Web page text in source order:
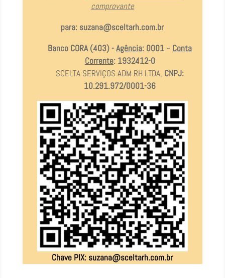
comprovante
para: suzana@sceltarh.com.br
Banco CORA (403) -Agência: 0001 ~ Conta
Corrente: 1932412-0
SCELTA SERVIÇOS ADM RH LTDA, CNPJ:
10.291.972/0001-36
Chave PIX: suzana@sceltarh.com.br